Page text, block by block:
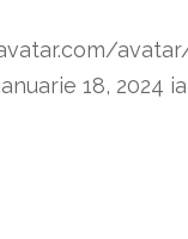
18, 2024